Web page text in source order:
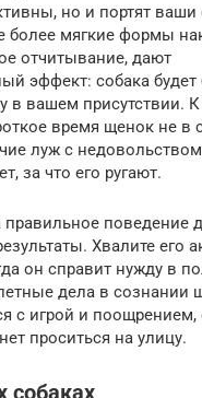
но и портят
мягкие формы
отчитывание, дают
эффект: собака будет
в вашем присутствии.
время щенок не в
луж с
за что его ругают.
поведение
Хвалите его
он справит нужду в
дела в сознании
с игрой и поощрением,
проситься на улицу.